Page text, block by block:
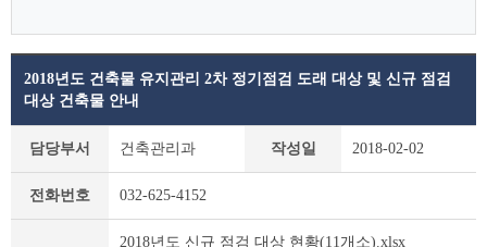
세
2018년도 건축물 유지관리 2차 정기점검 도래 대상 및 신규 점검
대상 건축물 안내
담당부서 건축관리과 작성일 2018-02-02
전화번호 032-625-4152
2018년도 신규 점검 대상 현황(11개소).xlsx